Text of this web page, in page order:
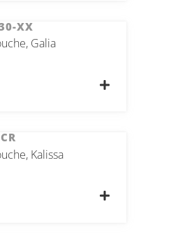
XX
Galia
Kalissa